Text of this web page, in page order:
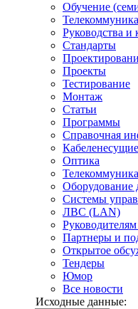
Обучение
Руководства и
Стандарты
Проекты
Тестирование
Монтаж
Статьи
Программы
Справочная
Оптика
Системы
ЛВС (LAN)
Партнеры и
Открытое
Тендеры
Юмор
Все новости
Исходные данные: